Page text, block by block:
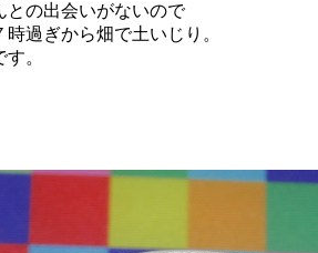
との出会いがないので
過ぎから畑で土いじり。
。